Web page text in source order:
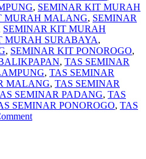
, SEMINAR KIT MURAH
MURAH MALANG, SEMINAR
SEMINAR KIT MURAH
MURAH SURABAYA,
, SEMINAR KIT PONOROGO,
, TAS SEMINAR
, TAS SEMINAR
MALANG, TAS SEMINAR
SEMINAR PADANG, TAS
SEMINAR PONOROGO, TAS